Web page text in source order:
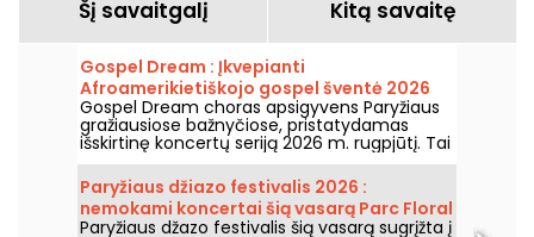
Šį savaitgalį Kitą savaitę
Gospel Dream : Įkvepianti
Afroamerikietiškojo gospel šventė 2026
m. rugpjūtį Paryžiuje
Gospel Dream choras apsigyvens Paryžiaus
gražiausiose bažnyčiose, pristatydamas
išskirtinę koncertų seriją 2026 m. rugpjūtį. Tai
unikali muzikos patirtis, švenčianti viltį,
vienybę ir atsparumą per autentikas
Afroamerikietiškosios bažnyčios giesmes.
Paryžiaus džiazo festivalis 2026 :
nemokami koncertai šią vasarą Parc Floral
grįžta, programa
Paryžiaus džazo festivalis šią vasarą sugrįžta į